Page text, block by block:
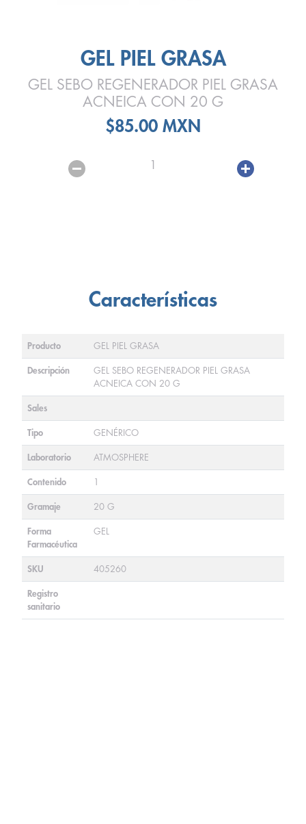
GEL PIEL GRASA
GEL SEBO REGENERADOR PIEL GRASA
ACNEICA CON 20 G
$85.00 MXN
1
Características
Producto GEL PIEL GRASA
Descripción
GEL SEBO REGENERADOR PIEL GRASA
ACNEICA CON 20 G
Sales
Tipo GENÉRICO
Laboratorio ATMOSPHERE
Contenido 1
Gramaje 20 G
Forma
Farmacéutica
GEL
SKU 405260
Registro
sanitario